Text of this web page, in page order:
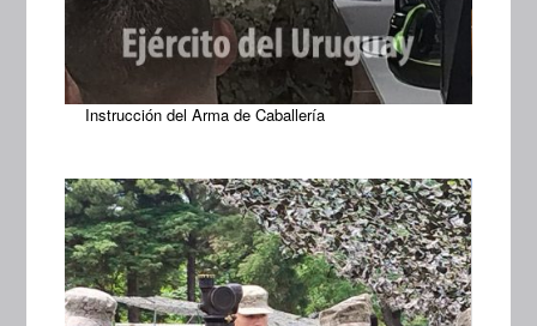
Instrucción del Arma de Caballería